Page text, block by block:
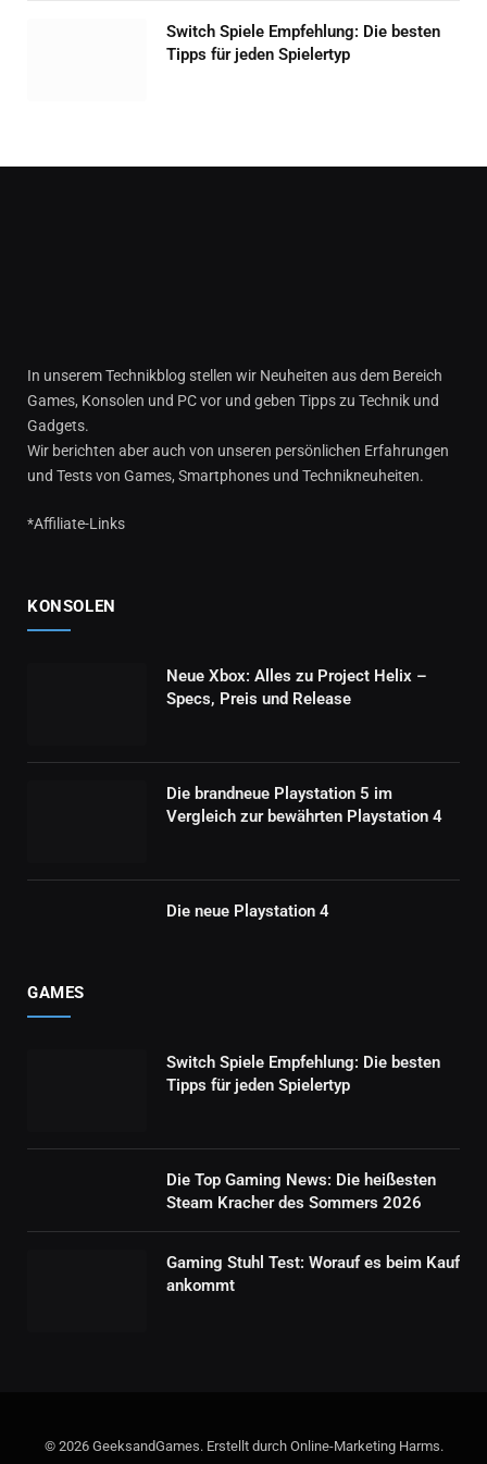
Switch Spiele Empfehlung: Die besten
Tipps für jeden Spielertyp
In unserem Technikblog stellen wir Neuheiten aus dem Bereich
Games, Konsolen und PC vor und geben Tipps zu Technik und
Gadgets.
Wir berichten aber auch von unseren persönlichen Erfahrungen
und Tests von Games, Smartphones und Technikneuheiten.
*Affiliate-Links
KONSOLEN
Neue Xbox: Alles zu Project Helix –
Specs, Preis und Release
Die brandneue Playstation 5 im
Vergleich zur bewährten Playstation 4
Die neue Playstation 4
GAMES
Switch Spiele Empfehlung: Die besten
Tipps für jeden Spielertyp
Die Top Gaming News: Die heißesten
Steam Kracher des Sommers 2026
Gaming Stuhl Test: Worauf es beim Kauf
ankommt
© 2026 GeeksandGames. Erstellt durch Online-Marketing Harms.